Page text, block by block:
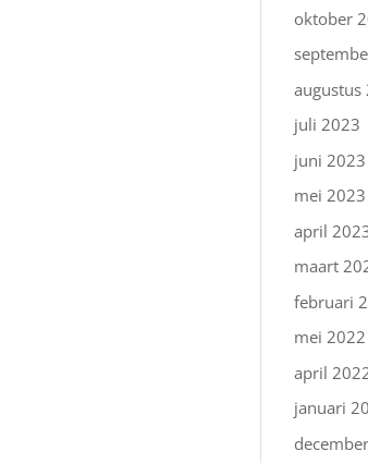
oktober
augustus
juli 2023
juni 2023
mei 2023
april
maart
februari
mei 2022
april
januari